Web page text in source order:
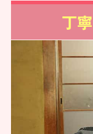
丁寧